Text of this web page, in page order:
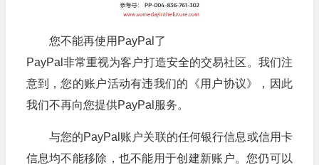
您不能再使用PayPal了
PayPal非常重视为客户打造安全的交易社区。我们注
意到，您的账户活动有违我们的《用户协议》，因此
我们不再向您提供PayPal服务。
与您的PayPal账户关联的任何银行信息或信用卡
信息均不能移除，也不能用于创建新账户。您仍可以